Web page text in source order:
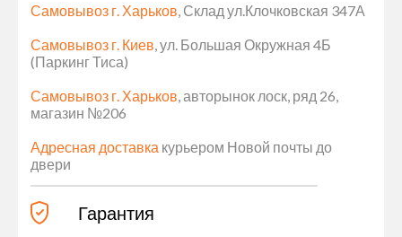
Самовывоз г. Харьков, Склад ул.Клочковская 347А
Самовывоз г. Киев, ул. Большая Окружная 4Б
(Паркинг Тиса)
Самовывоз г. Харьков, авторынок лоск, ряд 26,
магазин №206
Адресная доставка курьером Новой почты до
двери
Гарантия